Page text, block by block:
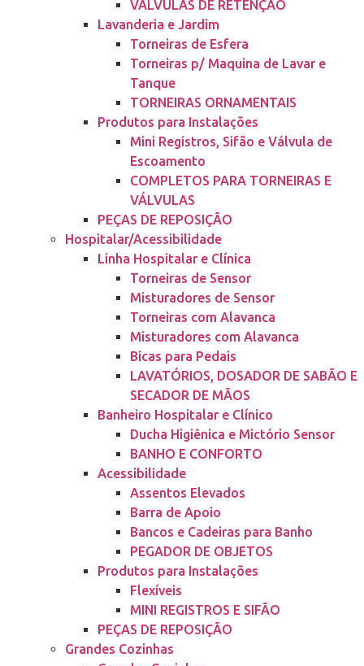
VÁLVULAS DE RETENÇÃO
Lavanderia e Jardim
Torneiras de Esfera
Torneiras p/ Maquina de Lavar e
Tanque
TORNEIRAS ORNAMENTAIS
Produtos para Instalações
Mini Registros, Sifão e Válvula de
Escoamento
COMPLETOS PARA TORNEIRAS E
VÁLVULAS
PEÇAS DE REPOSIÇÃO
Hospitalar/Acessibilidade
Linha Hospitalar e Clínica
Torneiras de Sensor
Misturadores de Sensor
Torneiras com Alavanca
Misturadores com Alavanca
Bicas para Pedais
LAVATÓRIOS, DOSADOR DE SABÃO E
SECADOR DE MÃOS
Banheiro Hospitalar e Clínico
Ducha Higiênica e Mictório Sensor
BANHO E CONFORTO
Acessibilidade
Assentos Elevados
Barra de Apoio
Bancos e Cadeiras para Banho
PEGADOR DE OBJETOS
Produtos para Instalações
Flexíveis
MINI REGISTROS E SIFÃO
PEÇAS DE REPOSIÇÃO
Grandes Cozinhas